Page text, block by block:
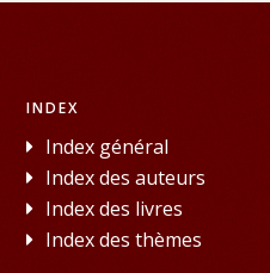
INDEX
Index général
Index des auteurs
Index des livres
Index des thèmes